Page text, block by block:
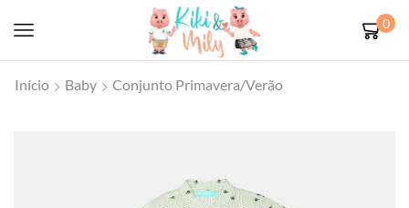
0
Início Baby Conjunto Primavera/Verão